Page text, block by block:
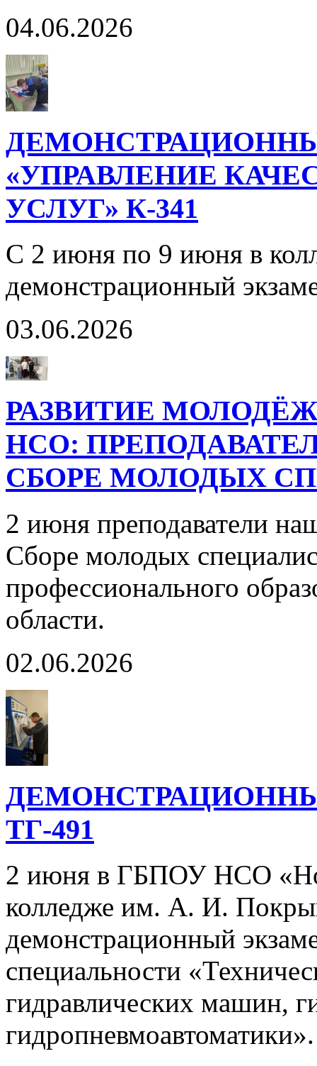
04.06.2026
«УПРАВЛЕНИЕ
УСЛУГ» К-341
С 2 июня по 9 июня в
демонстрационный
03.06.2026
РАЗВИТИЕ
НСО:
СБОРЕ МОЛОДЫХ
2 июня преподаватели
Сборе молодых
профессионального
области.
02.06.2026
ТГ-491
2 июня в ГБПОУ НСО
колледже им. А. И.
демонстрационный
специальности
гидравлических машин,